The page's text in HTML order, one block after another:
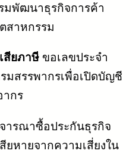
มพัฒนาธุรกิจการค้า
สาหกรรม
สียภาษี ขอเลขประจำ
มสรรพากรเพื่อเปิดบัญชี
กร
ารณาซื้อประกันธุรกิจ
ยหายจากความเสี่ยงใน